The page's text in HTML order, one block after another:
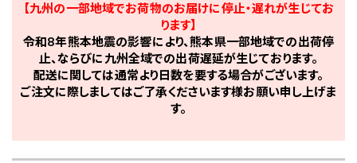
【九州の一部地域でお荷物のお届けに停止・遅れが生じてお
ります】
令和8年熊本地震の影響により、熊本県一部地域での出荷停
止、ならびに九州全域での出荷遅延が生じております。
配送に関しては通常より日数を要する場合がございます。
ご注文に際しましてはご了承くださいます様お願い申し上げま
す。